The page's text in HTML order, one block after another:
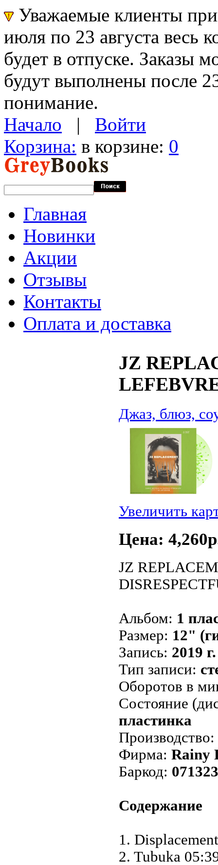
Уважаемые клиенты
июля по 23 августа весь
будет в отпуске. Заказы
будут выполнены после
понимание.
Начало | Войти
Корзина: в корзине: 0
Главная
Новинки
Акции
Отзывы
Контакты
Оплата и доставка
JZ
Джаз, блюз,
Увеличить
Цена:
JZ
Альбом: 1
Размер: 12"
Запись: 2019 г.
Тип записи:
Оборотов в
Состояние
пластинка
Производство:
Фирма: Rainy
Баркод:
Содержание
1.
2. Tubuka